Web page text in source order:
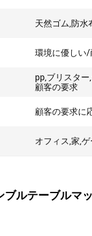
天然ゴム,防水
環境に優しい
pp,ブリスタ
顧客の要求
顧客の要求に
オフィス,家,
ルテーブルマ